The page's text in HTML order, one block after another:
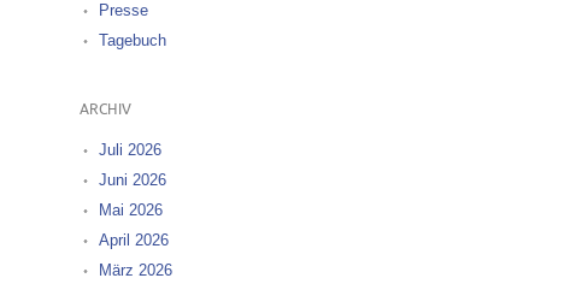
Presse
Tagebuch
ARCHIV
Juli 2026
Juni 2026
Mai 2026
April 2026
März 2026